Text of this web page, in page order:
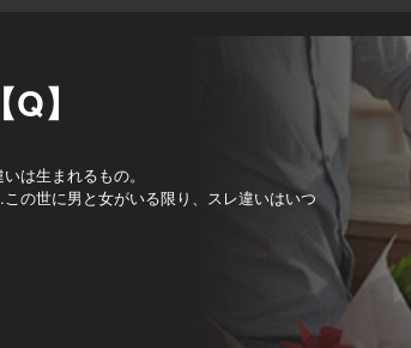
】
は生まれるもの。
の世に男と女がいる限り、スレ違いはいつ